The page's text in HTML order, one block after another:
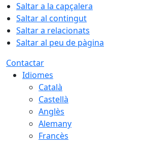
Saltar a la capçalera
Saltar al contingut
Saltar a relacionats
Saltar al peu de pàgina
Contactar
Idiomes
Català
Castellà
Anglès
Alemany
Francès